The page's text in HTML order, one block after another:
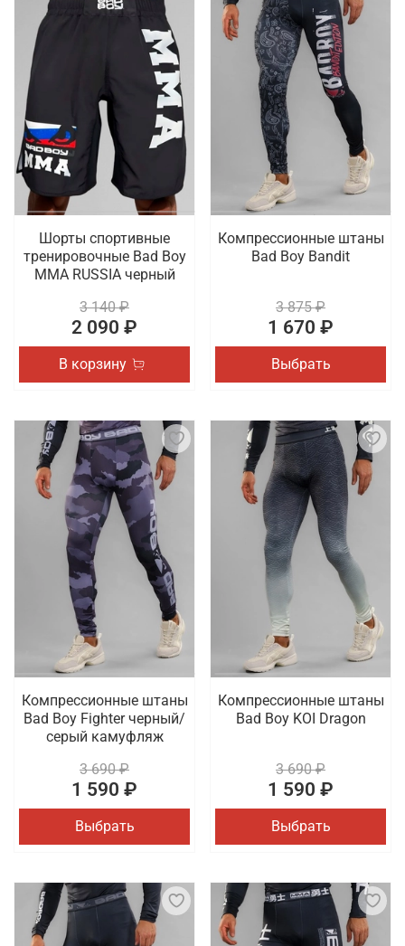
Шорты спортивные
тренировочные Bad Boy
MMA RUSSIA черный
3 140 ₽
2 090 ₽
В корзину
Компрессионные штаны
Bad Boy Bandit
3 875 ₽
1 670 ₽
Выбрать
Компрессионные штаны
Bad Boy Fighter черный/
серый камуфляж
3 690 ₽
1 590 ₽
Выбрать
Компрессионные штаны
Bad Boy KOI Dragon
3 690 ₽
1 590 ₽
Выбрать